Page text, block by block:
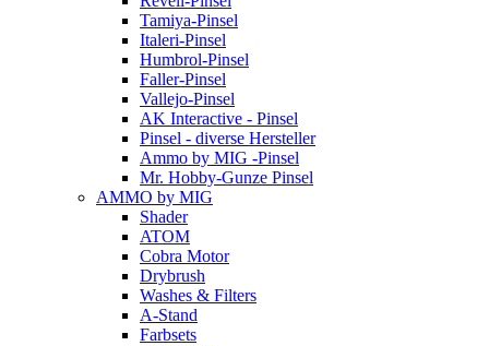
Tamiya-Pinsel
Italeri-Pinsel
Humbrol-Pinsel
Faller-Pinsel
Vallejo-Pinsel
AK Interactive - Pinsel
Pinsel - diverse Hersteller
Ammo by MIG -Pinsel
Mr. Hobby-Gunze Pinsel
AMMO by MIG
Shader
ATOM
Cobra Motor
Drybrush
Washes & Filters
A-Stand
Farbsets